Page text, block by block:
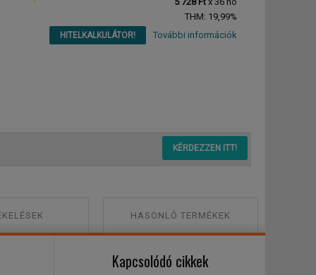
THM: 19,99%
HITELKALKULÁTOR! További információk
KÉRDEZZEN ITT!
HASONLÓ TERMÉKEK
Kapcsolódó cikkek